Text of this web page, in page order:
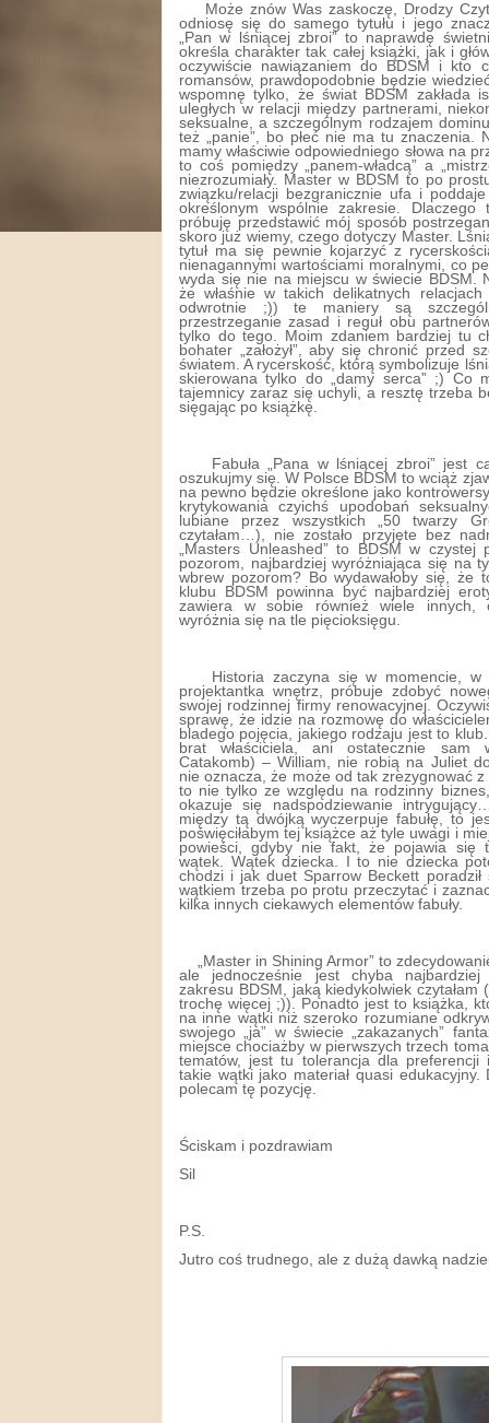
Może znów Was zaskoczę, Drodzy
odniosę się do samego tytułu i jego
„Pan w lśniącej zbroi” to naprawdę
określa charakter tak całej książki, jak i
oczywiście nawiązaniem do BDSM i kto
romansów, prawdopodobnie będzie
wspomnę tylko, że świat BDSM zakłada
uległych w relacji między partnerami,
seksualne, a szczególnym rodzajem
też „panie”, bo płeć nie ma tu znaczenia.
mamy właściwie odpowiedniego słowa na
to coś pomiędzy „panem-władcą” a
niezrozumiały. Master w BDSM to po
związku/relacji bezgranicznie ufa i
określonym wspólnie zakresie.
próbuję przedstawić mój sposób
skoro już wiemy, czego dotyczy Master.
tytuł ma się pewnie kojarzyć z
nienagannymi wartościami moralnymi, co
wyda się nie na miejscu w świecie BDSM.
że właśnie w takich delikatnych relacjach
odwrotnie ;)) te maniery są
przestrzeganie zasad i reguł obu
tylko do tego. Moim zdaniem bardziej tu
bohater „założył”, aby się chronić przed
światem. A rycerskość, którą symbolizuje
skierowana tylko do „damy serca” ;) Co
tajemnicy zaraz się uchyli, a resztę trzeba
sięgając po książkę.
Fabuła „Pana w lśniącej zbroi” jest
oszukujmy się. W Polsce BDSM to wciąż
na pewno będzie określone jako
krytykowania czyichś upodobań
lubiane przez wszystkich „50 twarzy
czytałam…), nie zostało przyjęte bez
„Masters Unleashed” to BDSM w czystej
pozorom, najbardziej wyróżniająca się na
wbrew pozorom? Bo wydawałoby się, że
klubu BDSM powinna być najbardziej
zawiera w sobie również wiele innych,
wyróżnia się na tle pięcioksięgu.
Historia zaczyna się w momencie, w
projektantka wnętrz, próbuje zdobyć
swojej rodzinnej firmy renowacyjnej.
sprawę, że idzie na rozmowę do
bladego pojęcia, jakiego rodzaju jest to
brat właściciela, ani ostatecznie sam
Catakomb) – William, nie robią na Juliet
nie oznacza, że może od tak zrezygnować
to nie tylko ze względu na rodzinny
okazuje się nadspodziewanie
między tą dwójką wyczerpuje fabułę, to
poświęciłabym tej książce aż tyle uwagi i
powieści, gdyby nie fakt, że pojawia się
wątek. Wątek dziecka. I to nie dziecka
chodzi i jak duet Sparrow Beckett
wątkiem trzeba po protu przeczytać i
kilka innych ciekawych elementów fabuły.
„Master in Shining Armor” to
ale jednocześnie jest chyba najbardziej
zakresu BDSM, jaką kiedykolwiek czytałam
trochę więcej ;)). Ponadto jest to książka,
na inne wątki niż szeroko rozumiane
swojego „ja” w świecie „zakazanych”
miejsce chociażby w pierwszych trzech
tematów, jest tu tolerancja dla
takie wątki jako materiał quasi
polecam tę pozycję.
Ściskam i pozdrawiam
Sil
P.S.
Jutro coś trudnego, ale z dużą dawką